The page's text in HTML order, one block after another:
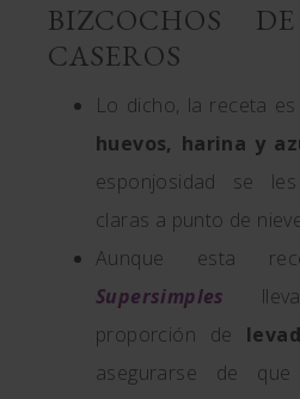
BIZCOCHOS
CASEROS
Lo dicho, la receta
huevos, harina y
esponjosidad se
claras a punto de
Aunque esta
Supersimples
proporción de
asegurarse de